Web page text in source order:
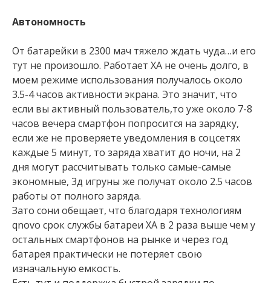
Автономность
От батарейки в 2300 мач тяжело ждать чуда…и его
тут не произошло. Работает ХА не очень долго, в
моем режиме использования получалось около
3.5-4 часов активности экрана. Это значит, что
если вы активный пользователь,то уже около 7-8
часов вечера смартфон попросится на зарядку,
если же не проверяете уведомления в соцсетях
каждые 5 минут, то заряда хватит до ночи, на 2
дня могут рассчитывать только самые-самые
экономные, 3д игруны же получат около 2.5 часов
работы от полного заряда.
Зато сони обещает, что благодаря технологиям
qnovo срок службы батареи ХА в 2 раза выше чем у
остальных смартфонов на рынке и через год
батарея практически не потеряет свою
изначальную емкость.